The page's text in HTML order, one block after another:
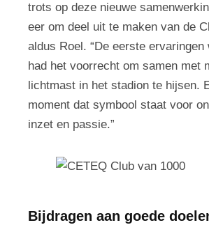
trots op deze nieuwe
eer om deel uit te maken van de
aldus Roel. “De eerste
had het voorrecht om samen met
lichtmast in het stadion te hijsen.
moment dat symbool staat voor
inzet en passie.”
Bijdragen aan goede